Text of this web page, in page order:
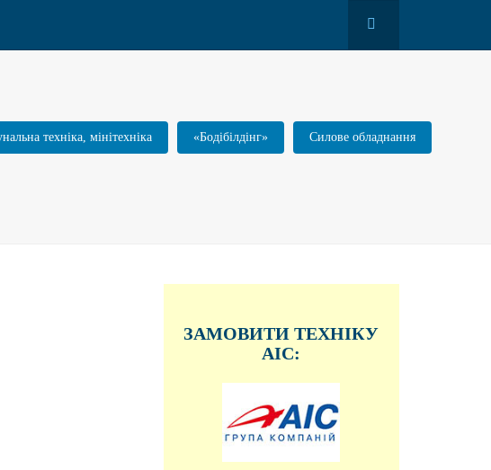
техніка, мінітехніка «Бодібілдінг» Силове обладнання
ЗАМОВИТИ ТЕХНІКУ
АІС: